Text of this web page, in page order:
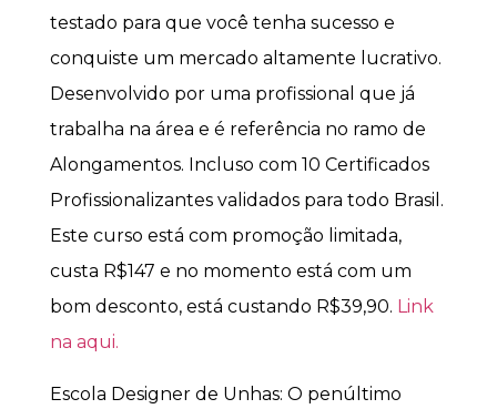
testado para que você tenha sucesso e
conquiste um mercado altamente lucrativo.
Desenvolvido por uma profissional que já
trabalha na área e é referência no ramo de
Alongamentos. Incluso com 10 Certificados
Profissionalizantes validados para todo Brasil.
Este curso está com promoção limitada,
custa R$147 e no momento está com um
bom desconto, está custando R$39,90. Link
na aqui.
Escola Designer de Unhas: O penúltimo